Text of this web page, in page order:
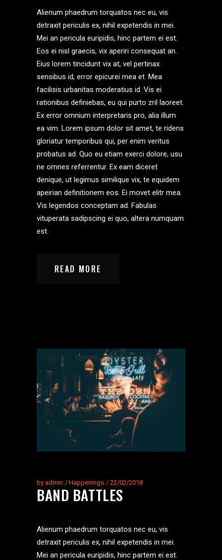
Alienum phaedrum torquatos nec eu, vis
detraxit periculis ex, nihil expetendis in mei.
Mei an pericula euripidis, hinc partem ei est.
Eos ei nisl graecis, vix aperiri consequat an.
Eius lorem tincidunt vix at, vel pertinax
sensibus id, error epicurei mea et. Mea
facilisis urbanitas moderatius id. Vis ei
rationibus definiebas, eu qui purto zril laoreet.
Ex error omnium interpretaris pro, alia illum
ea vim. Lorem ipsum dolor sit amet, te ridens
gloriatur temporibus qui, per enim veritus
probatus ad. Quo eu etiam exerci dolore, usu
ne omnes referrentur. Ex eam diceret
denique, ut legimus similique vix, te equidem
apeirian definitionem eos. Ei movet elitr mea.
Vis legendos conceptam ad. Fabulas
vituperata sadipscing ei quo, altera numquam
est.
READ MORE
by admin Happenings 22/02/2018
BAND BATTLES
Alienum phaedrum torquatos nec eu, vis
detraxit periculis ex, nihil expetendis in mei.
Mei an pericula euripidis, hinc partem ei est.